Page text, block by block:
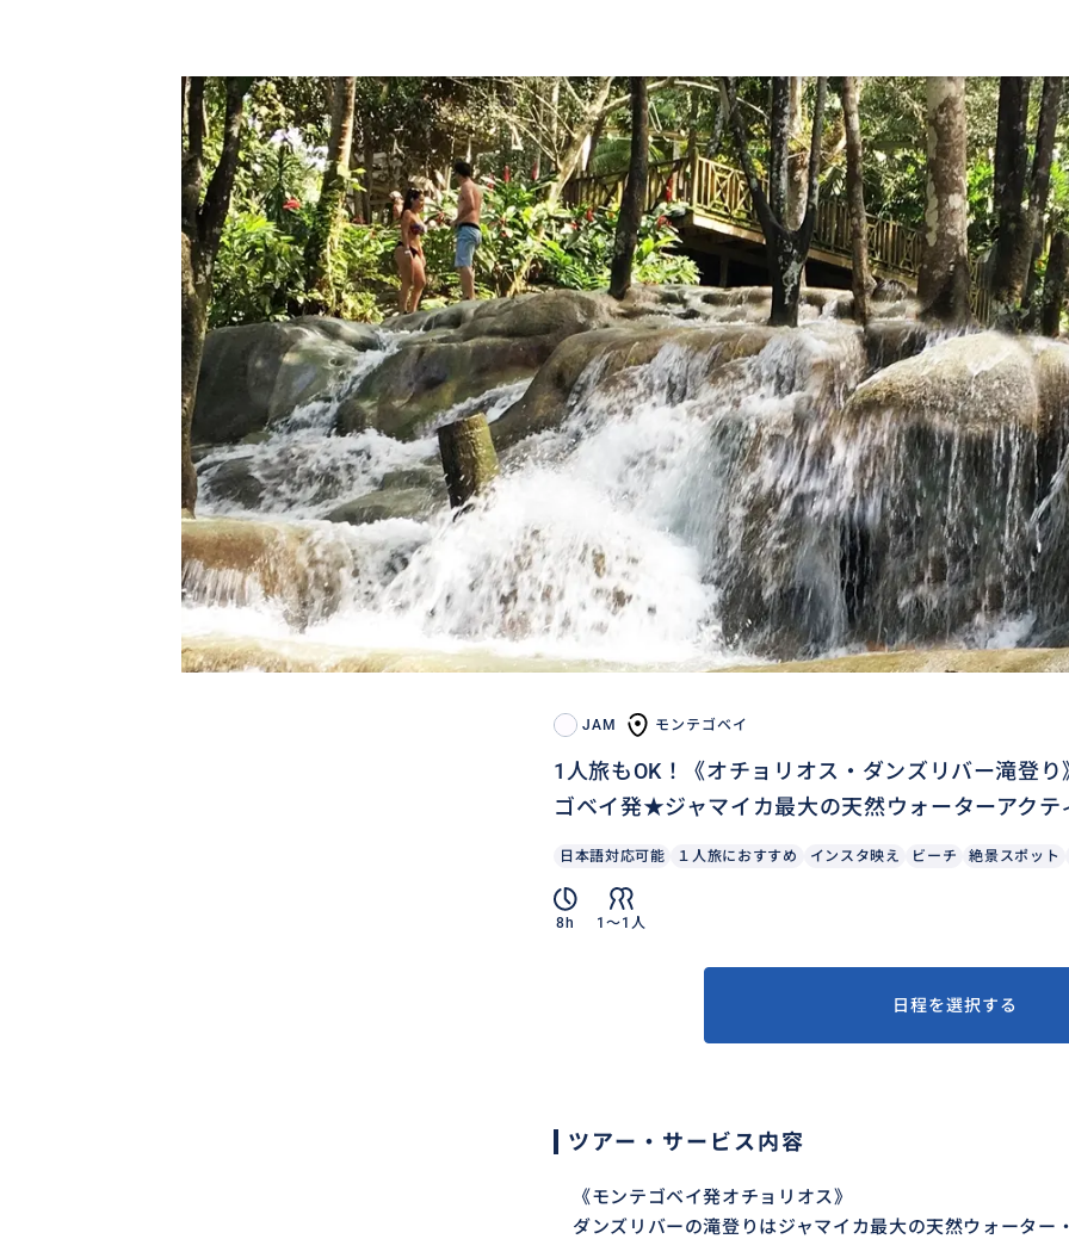
JAM モンテゴベイ
1人旅もOK！《オチョリオス・ダンズリバー滝登
ゴベイ発★ジャマイカ最大の天然ウォーターアクテ
日本語対応可能 １人旅におすすめ インスタ映え ビーチ 絶景スポット
8h 1〜1人
日程を選択する
ツアー・サービス内容
《モンテゴベイ発オチョリオス》
ダンズリバーの滝登りはジャマイカ最大の天然ウォーター